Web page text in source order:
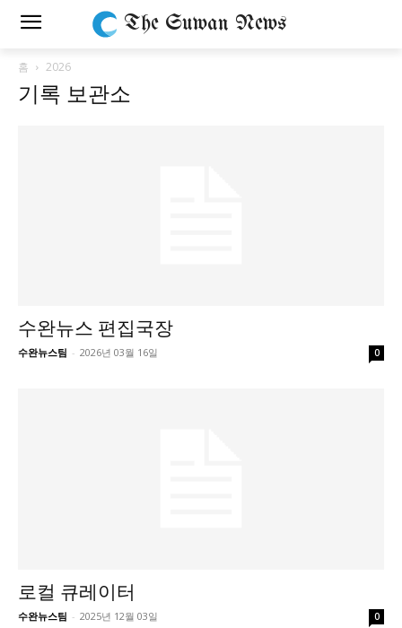
The Suwan News
홈 2026
기록 보관소
수완뉴스 편집국장
수완뉴스팀 - 2026년 03월 16일 0
로컬 큐레이터
수완뉴스팀 - 2025년 12월 03일 0